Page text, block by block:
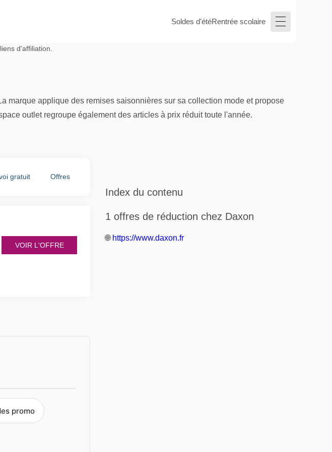
Soldes d'étéRentrée scolaire
d'affiliation.
marque applique des remises saisonnières sur sa collection mode et propose
outlet regroupe également des articles à prix réduit toute l'année.
gratuit Offres
VOIR L'OFFRE
promo
Index du contenu
1 offres de réduction chez Daxon
🌐 https://www.daxon.fr